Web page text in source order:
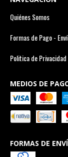
Quiénes Somos
Formas de Pago -
Politica de Privacidad
MEDIOS DE
FORMAS DE